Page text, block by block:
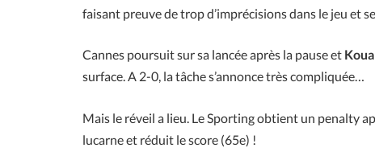
faisant preuve de trop d’imprécisions dans le jeu et
Cannes poursuit sur sa lancée après la pause et
surface. A 2-0, la tâche s’annonce très compliquée…
Mais le réveil a lieu. Le Sporting obtient un penalty
lucarne et réduit le score (65e) !